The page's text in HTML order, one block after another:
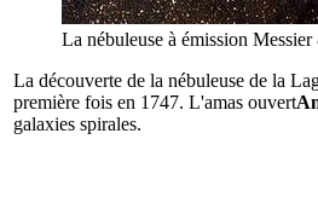
La nébuleuse à émission
La découverte de la nébuleuse de la
première fois en 1747. L'amas ouvert
galaxies spirales.